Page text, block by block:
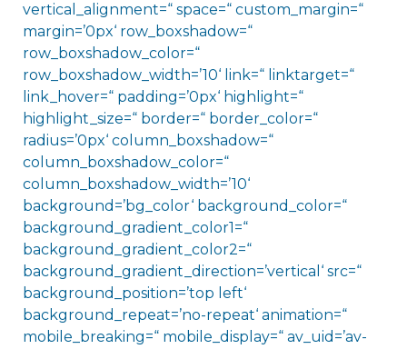
vertical_alignment=“ space=“ custom_margin=“
margin=’0px‘ row_boxshadow=“
row_boxshadow_color=“
row_boxshadow_width=’10‘ link=“ linktarget=“
link_hover=“ padding=’0px‘ highlight=“
highlight_size=“ border=“ border_color=“
radius=’0px‘ column_boxshadow=“
column_boxshadow_color=“
column_boxshadow_width=’10‘
background=’bg_color‘ background_color=“
background_gradient_color1=“
background_gradient_color2=“
background_gradient_direction=’vertical‘ src=“
background_position=’top left‘
background_repeat=’no-repeat‘ animation=“
mobile_breaking=“ mobile_display=“ av_uid=’av-